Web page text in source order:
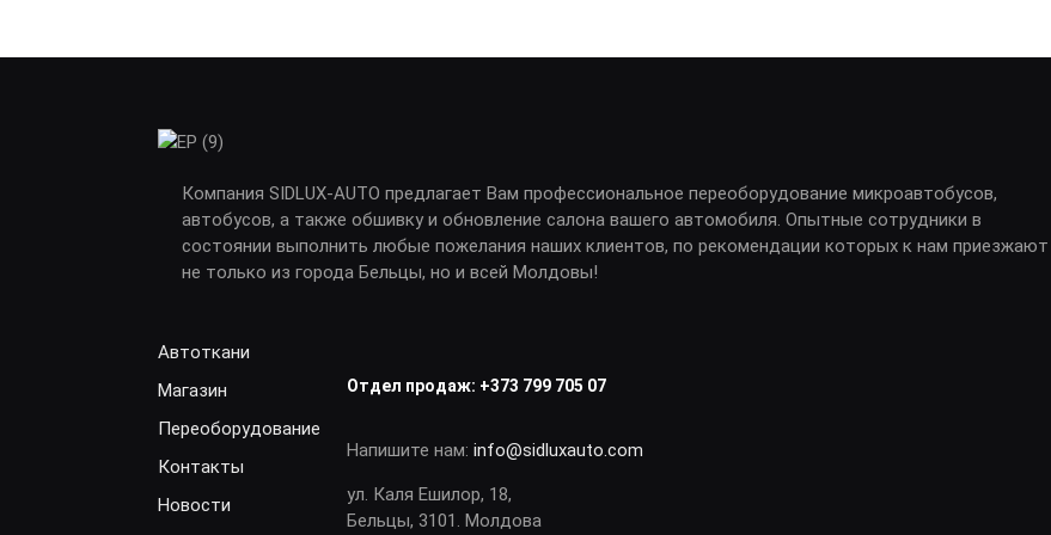
Компания SIDLUX-AUTO предлагает Вам профессиональное переоборудование микроавтобусов,
автобусов, а также обшивку и обновление салона вашего автомобиля. Опытные сотрудники в
состоянии выполнить любые пожелания наших клиентов, по рекомендации которых к нам приезжают
не только из города Бельцы, но и всей Молдовы!
Автоткани
Магазин
Переоборудование
Контакты
Новости
Отдел продаж: +373 799 705 07
Напишите нам:info@sidluxauto.com
ул. Каля Ешилор, 18,
Бельцы, 3101. Молдова